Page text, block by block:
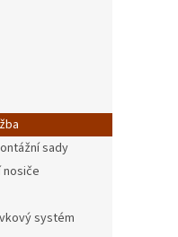
sady
nosiče
systém